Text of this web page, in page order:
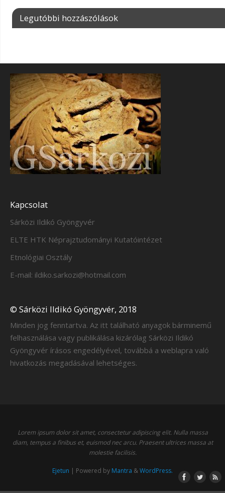
Legutóbbi hozzászólások
Kapcsolat
Sárközi Ildikó Gyöngyvér
ELTE HTK Néprajztudományi Kutatóintézet
Etnológiai Osztály
E-mail: ildiko.sarkozi@hotmail.com
© Sárközi Ildikó Gyöngyvér, 2018
Minden jog fenntartva. Az itt található anyagok bárminemű
felhasználása vagy publikálása kizárólag Sárközi Ildikó
Gyöngyvér írásos engedélyével, továbbá a weblapra való
hivatkozás megadásával lehetséges.
Lorem ipsum dolor sit amet, consectetur adipiscing elit. Nulla massa
diam, tempus a finibus et, euismod nec arcu. Praesent ultrices massa at
molestie facilisis.
Ejetun | Powered by Mantra &WordPress.